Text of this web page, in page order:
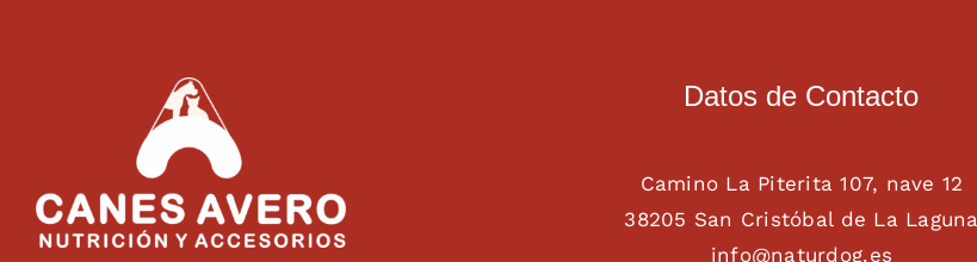
Datos de Contacto
Camino La Piterita 107, nave 12
38205 San Cristóbal de La Laguna
info@naturdog.es